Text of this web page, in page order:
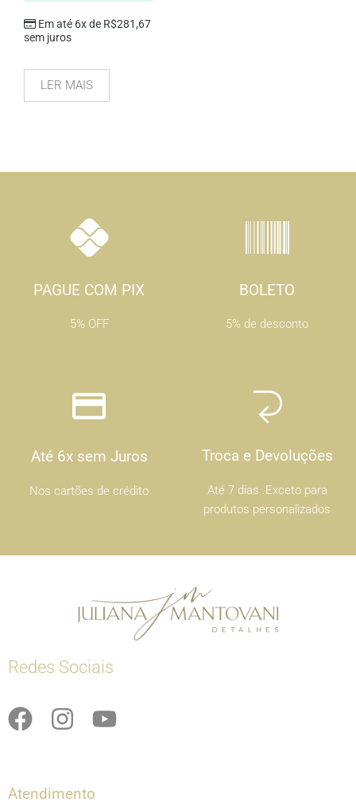
Em até 6x de R$281,67
sem juros
LER MAIS
PAGUE COM PIX
5% OFF
BOLETO
5% de desconto
Até 6x sem Juros
Nos cartões de crédito
Troca e Devoluções
Até 7 dias .Exceto para
produtos personalizados
Redes Sociais
F
e
I
t
Y
Atendimento